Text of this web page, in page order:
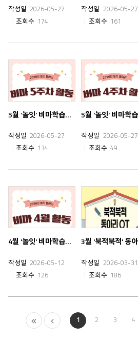
작성일 2026-05-27
조회수 174
작성일 2026-05-27
조회수 161
5월 ‘놀잇‘ 비마학습동아리 5주차 활동
작성일 2026-05-27
조회수 134
작성일 2026-05-27
조회수 49
4월 '놀잇' 비마학습동아리 활동
작성일 2026-05-12
조회수 126
작성일 2026-03-31
조회수 186
처
음
이
전
1 2 3 4